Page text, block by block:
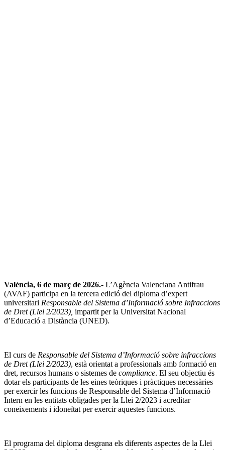
València, 6 de març de 2026.- L’Agència Valenciana Antifrau
(AVAF) participa en la tercera edició del diploma d’expert
universitari Responsable del Sistema d’Informació sobre Infraccions
de Dret (Llei 2/2023), impartit per la Universitat Nacional
d’Educació a Distància (UNED).
El curs de Responsable del Sistema d’Informació sobre infraccions
de Dret (Llei 2/2023), està orientat a professionals amb formació en
dret, recursos humans o sistemes de compliance. El seu objectiu és
dotar els participants de les eines teòriques i pràctiques necessàries
per exercir les funcions de Responsable del Sistema d’Informació
Intern en les entitats obligades per la Llei 2/2023 i acreditar
coneixements i idoneïtat per exercir aquestes funcions.
El programa del diploma desgrana els diferents aspectes de la Llei